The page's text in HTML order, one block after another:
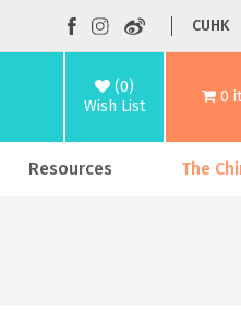
CUHK
(0)
Wish List
0
Resources The